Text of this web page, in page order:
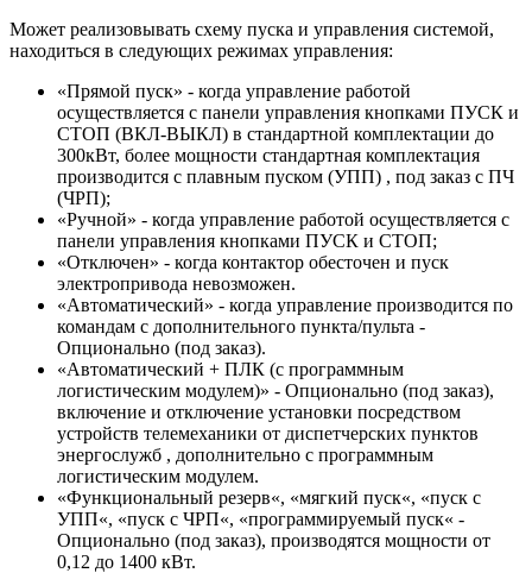
Может реализовывать схему пуска и управления системой,
находиться в следующих режимах управления:
«Прямой пуск» - когда управление работой
осуществляется с панели управления кнопками ПУСК и
СТОП (ВКЛ-ВЫКЛ) в стандартной комплектации до
300кВт, более мощности стандартная комплектация
производится с плавным пуском (УПП) , под заказ с ПЧ
(ЧРП);
«Ручной» - когда управление работой осуществляется с
панели управления кнопками ПУСК и СТОП;
«Отключен» - когда контактор обесточен и пуск
электропривода невозможен.
«Автоматический» - когда управление производится по
командам с дополнительного пункта/пульта -
Опционально (под заказ).
«Автоматический + ПЛК (с программным
логистическим модулем)» - Опционально (под заказ),
включение и отключение установки посредством
устройств телемеханики от диспетчерских пунктов
энергослужб , дополнительно с программным
логистическим модулем.
«Функциональный резерв«, «мягкий пуск«, «пуск с
УПП«, «пуск с ЧРП«, «программируемый пуск« -
Опционально (под заказ), производятся мощности от
0,12 до 1400 кВт.